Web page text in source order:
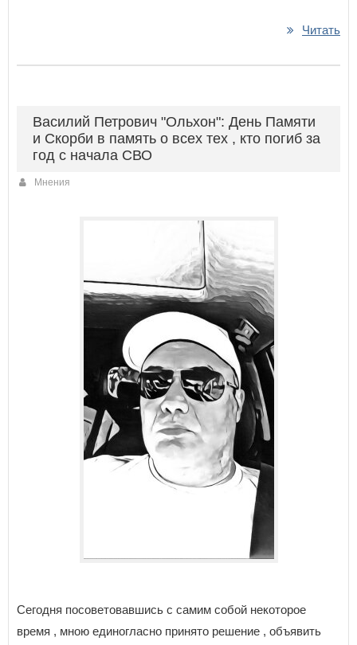
Читать
Василий Петрович "Ольхон": День Памяти
и Скорби в память о всех тех , кто погиб за
год с начала СВО
Мнения
Сегодня посоветовавшись с самим собой некоторое
время , мною единогласно принято решение , объявить